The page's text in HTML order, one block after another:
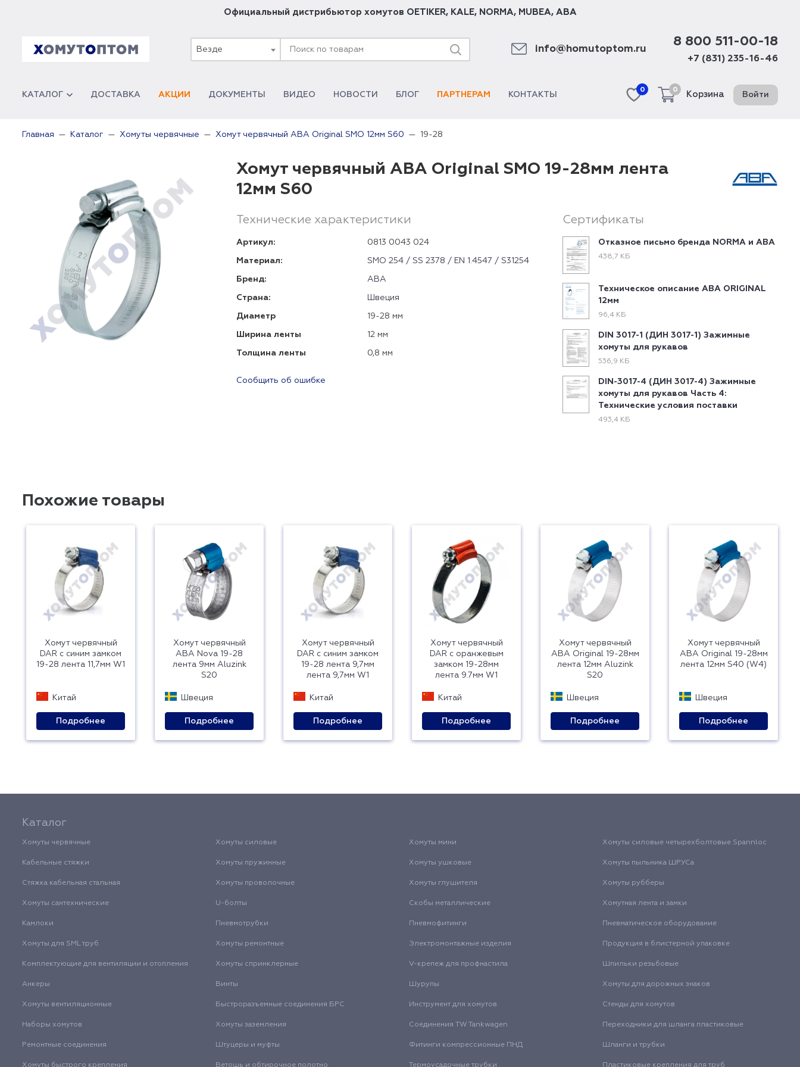
Официальный дистрибьютор хомутов OETIKER, KALE, NORMA, MUBEA, ABA
Везде info@homutoptom.ru
8 800 511-00-18
+7 (831) 235-16-46
КАТАЛОГ ДОСТАВКА АКЦИИ ДОКУМЕНТЫ ВИДЕО НОВОСТИ БЛОГ ПАРТНЕРАМ КОНТАКТЫ
0 0
Корзина Войти
Главная Каталог Хомуты червячные Хомут червячный ABA Original SMO 12мм S60 19-28
Хомут червячный ABA Original SMO 19-28мм лента
12мм S60
Технические характеристики
Артикул: 0813 0043 024
Материал: SMO 254 / SS 2378 / EN 1.4547 / S31254
Бренд: ABA
Страна: Швеция
Диаметр 19-28 мм
Ширина ленты 12 мм
Толщина ленты 0,8 мм
Сообщить об ошибке
Сертификаты
Отказное письмо бренда NORMA и ABA
438,7 КБ
Техническое описание ABA ORIGINAL
12мм
96,4 КБ
DIN 3017-1 (ДИН 3017-1) Зажимные
хомуты для рукавов
536,9 КБ
DIN-3017-4 (ДИН 3017-4) Зажимные
хомуты для рукавов Часть 4:
Технические условия поставки
493,4 КБ
Похожие товары
Хомут червячный
DAR с синим замком
19-28 лента 11,7мм W1
Китай
Подробнее
Хомут червячный
ABA Nova 19-28
лента 9мм Aluzink
S20
Швеция
Подробнее
Хомут червячный
DAR с синим замком
19-28 лента 9,7мм
лента 9,7мм W1
Китай
Подробнее
Хомут червячный
DAR с оранжевым
замком 19-28мм
лента 9.7мм W1
Китай
Подробнее
Хомут червячный
ABA Original 19-28мм
лента 12мм Aluzink
S20
Швеция
Подробнее
Хомут червячный
ABA Original 19-28мм
лента 12мм S40 (W4)
Швеция
Подробнее
Каталог
Хомуты червячные Хомуты силовые Хомуты мини Хомуты силовые четырехболтовые Spannloc
Кабельные стяжки Хомуты пружинные Хомуты ушковые Хомуты пыльника ШРУСа
Стяжка кабельная стальная Хомуты проволочные Хомуты глушителя Хомуты рубберы
Хомуты сантехнические U-болты Скобы металлические Хомутная лента и замки
Камлоки Пневмотрубки Пневмофитинги Пневматическое оборудование
Хомуты для SML труб Хомуты ремонтные Электромонтажные изделия Продукция в блистерной упаковке
Комплектующие для вентиляции и отопления Хомуты спринклерные V-крепеж для профнастила Шпильки резьбовые
Анкеры Винты Шурупы Хомуты для дорожных знаков
Хомуты вентиляционные Быстроразъемные соединения БРС Инструмент для хомутов Стенды для хомутов
Наборы хомутов Хомуты заземления Соединения TW Tankwagen Переходники для шланга пластиковые
Ремонтные соединения Штуцеры и муфты Фитинги компрессионные ПНД Шланги и трубки
Хомуты быстрого крепления Ветошь и обтирочное полотно Термоусадочные трубки Пластиковые крепления для труб